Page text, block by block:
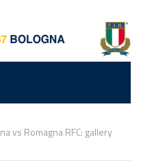
vs Romagna RFC: gallery